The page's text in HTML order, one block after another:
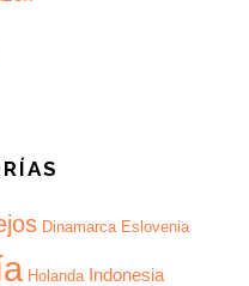
Dinamarca Eslovenia
Holanda Indonesia